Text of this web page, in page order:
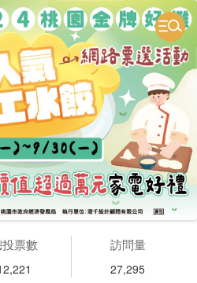
票數 訪問量
27,295